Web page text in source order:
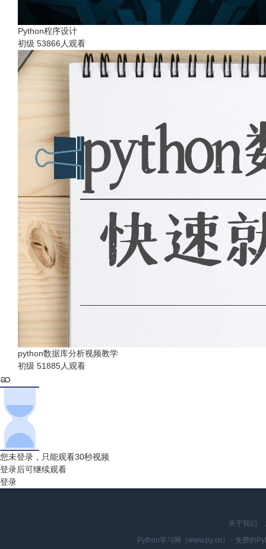
Python程序设计
初级 53866人观看
python数据库分析视频教学
初级 51885人观看
您未登录，只能观看30秒视频
登录后可继续观看
登录
关于我们
Python学习网（www.py.cn） - 免费的